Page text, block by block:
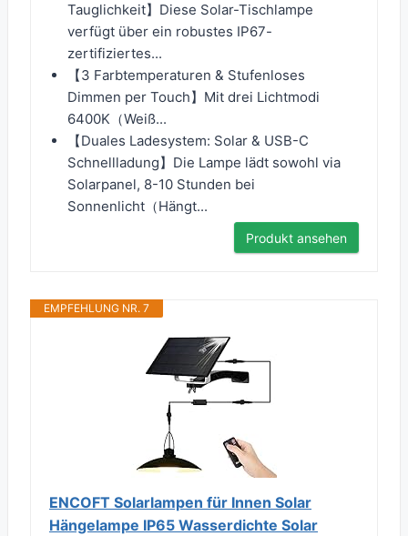
Tauglichkeit】Diese Solar-Tischlampe
verfügt über ein robustes IP67-
zertifiziertes...
【3 Farbtemperaturen & Stufenloses
Dimmen per Touch】Mit drei Lichtmodi
6400K（Weiß...
【Duales Ladesystem: Solar & USB-C
Schnellladung】Die Lampe lädt sowohl via
Solarpanel, 8-10 Stunden bei
Sonnenlicht（Hängt...
Produkt ansehen
EMPFEHLUNG NR. 7
ENCOFT Solarlampen für Innen Solar
Hängelampe IP65 Wasserdichte Solar